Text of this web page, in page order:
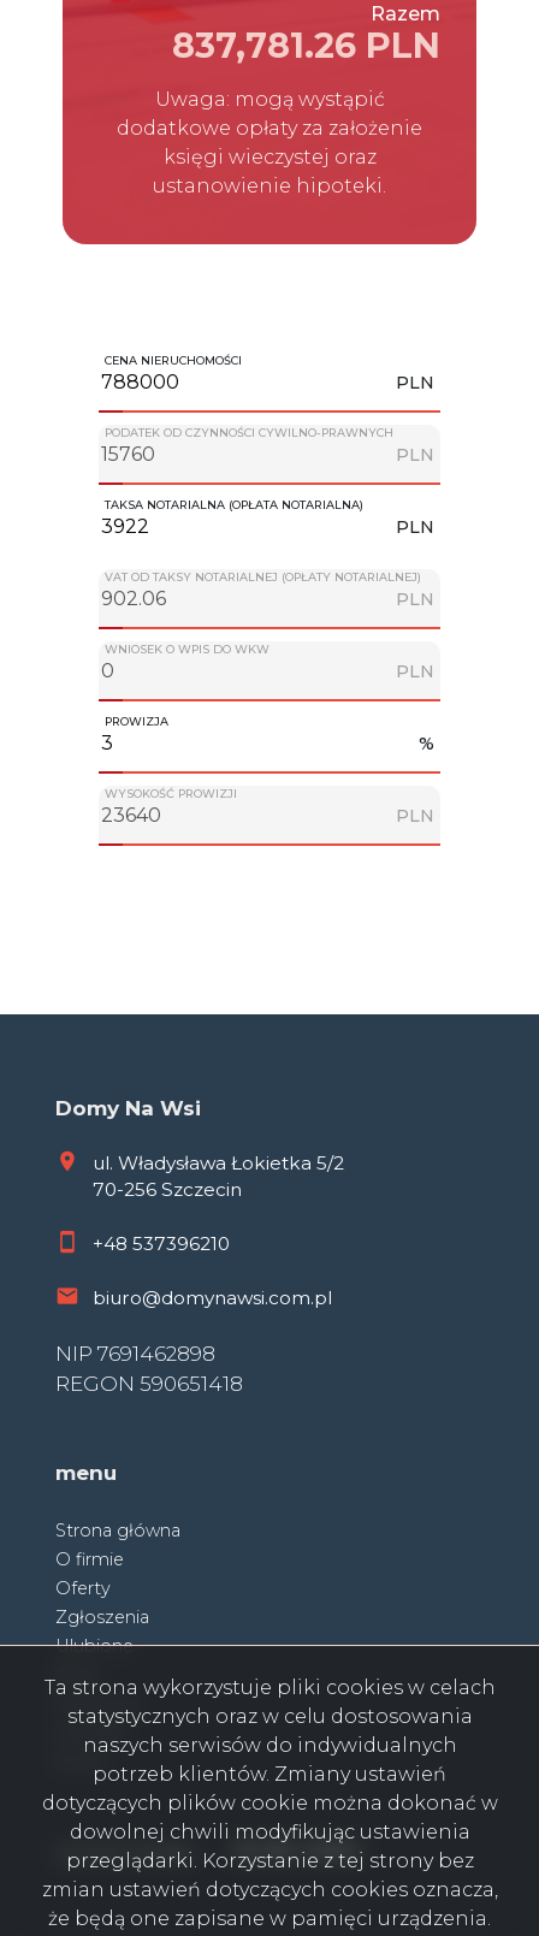
Razem
837,781.26 PLN
Uwaga: mogą wystąpić
dodatkowe opłaty za założenie
księgi wieczystej oraz
ustanowienie hipoteki.
CENA NIERUCHOMOŚCI
PLN
PODATEK OD CZYNNOŚCI CYWILNO-PRAWNYCH
PLN
TAKSA NOTARIALNA (OPŁATA NOTARIALNA)
PLN
VAT OD TAKSY NOTARIALNEJ (OPŁATY NOTARIALNEJ)
PLN
WNIOSEK O WPIS DO WKW
PLN
PROWIZJA
%
WYSOKOŚĆ PROWIZJI
PLN
Domy Na Wsi
ul. Władysława Łokietka 5/2
70-256 Szczecin
+48 537396210
biuro@domynawsi.com.pl
NIP 7691462898
REGON 590651418
menu
Strona główna
O firmie
Oferty
Zgłoszenia
Ulubione
Kontakt
social media Facebook
Facebook
Facebook
Facebook
Facebook
Facebook
Facebook
Ta strona wykorzystuje pliki cookies w celach
statystycznych oraz w celu dostosowania
naszych serwisów do indywidualnych
potrzeb klientów. Zmiany ustawień
dotyczących plików cookie można dokonać w
dowolnej chwili modyfikując ustawienia
przeglądarki. Korzystanie z tej strony bez
zmian ustawień dotyczących cookies oznacza,
że będą one zapisane w pamięci urządzenia.